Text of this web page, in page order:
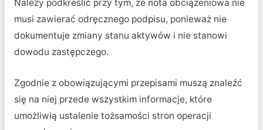
Należy podkreślić przy tym, że nota obciążeniowa nie
musi zawierać odręcznego podpisu, ponieważ nie
dokumentuje zmiany stanu aktywów i nie stanowi
dowodu zastępczego.
Zgodnie z obowiązującymi przepisami muszą znaleźć
się na niej przede wszystkim informacje, które
umożliwią ustalenie tożsamości stron operacji